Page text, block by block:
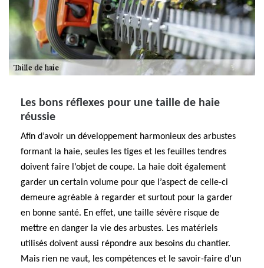
Les bons réflexes pour une taille de haie
réussie
Afin d’avoir un développement harmonieux des arbustes
formant la haie, seules les tiges et les feuilles tendres
doivent faire l’objet de coupe. La haie doit également
garder un certain volume pour que l’aspect de celle-ci
demeure agréable à regarder et surtout pour la garder
en bonne santé. En effet, une taille sévère risque de
mettre en danger la vie des arbustes. Les matériels
utilisés doivent aussi répondre aux besoins du chantier.
Mais rien ne vaut, les compétences et le savoir-faire d’un